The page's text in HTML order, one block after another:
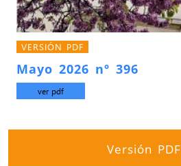
VERSIÓN PDF
Mayo 2026 nº 396
ver pdf
Versión PDF